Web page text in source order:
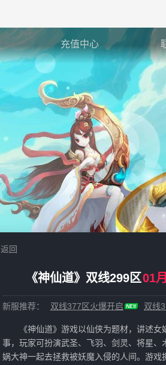
充值中心
返回
《神仙道》双线299区01
新服推荐： 双线377区火爆开启 双线
《神仙道》游戏以仙侠为题材，讲述
事，玩家可扮演武圣、飞羽、剑灵、将星
娲大神一起去拯救被妖魔入侵的人间。游戏